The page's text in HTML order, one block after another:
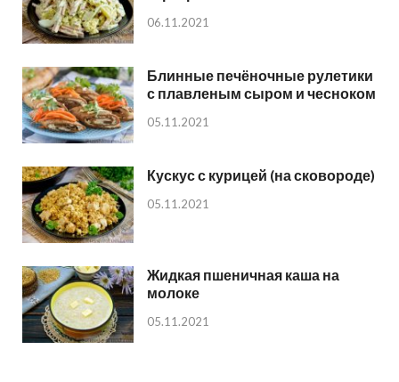
06.11.2021
Блинные печёночные рулетики
с плавленым сыром и чесноком
05.11.2021
Кускус с курицей (на сковороде)
05.11.2021
Жидкая пшеничная каша на
молоке
05.11.2021